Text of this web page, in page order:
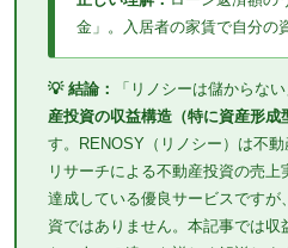
金」。入居者の家賃で自分の
💡 結論： 「リノシーは儲からな
産投資の収益構造（特に資産形成
す。RENOSY（リノシー）は不
リサーチによる不動産投資の売
達成している優良サービスです
資ではありません。本記事では収